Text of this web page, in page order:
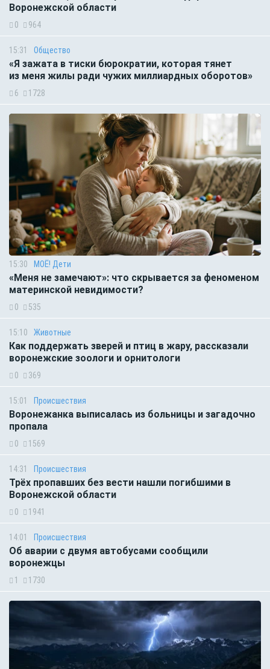
Воронежской области
0 964
15:31 Общество
«Я зажата в тиски бюрократии, которая тянет
из меня жилы ради чужих миллиардных оборотов»
6 1728
15:30 МОЁ! Дети
«Меня не замечают»: что скрывается за феноменом
материнской невидимости?
0 535
15:10 Животные
Как поддержать зверей и птиц в жару, рассказали
воронежские зоологи и орнитологи
0 369
15:01 Происшествия
Воронежанка выписалась из больницы и загадочно
пропала
0 1569
14:31 Происшествия
Трёх пропавших без вести нашли погибшими в
Воронежской области
0 1941
14:01 Происшествия
Об аварии с двумя автобусами сообщили
воронежцы
1 1730